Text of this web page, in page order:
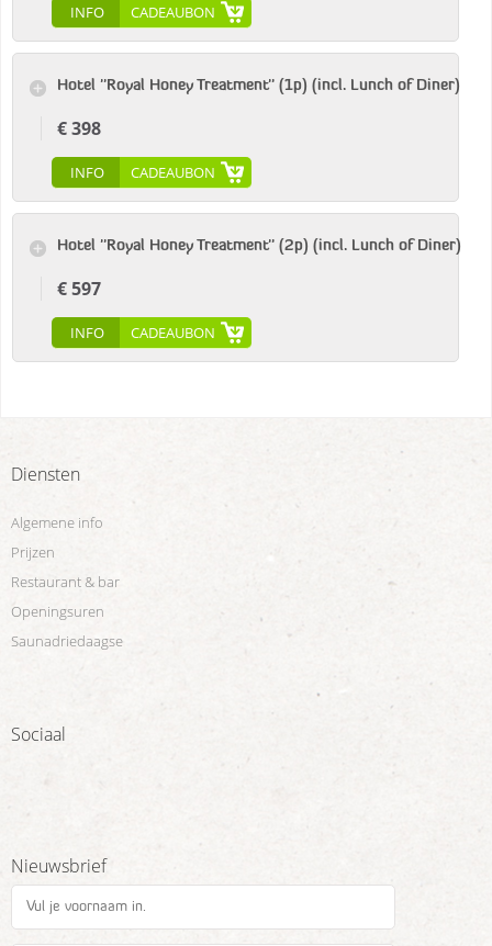
INFO CADEAUBON
Hotel ''Royal Honey Treatment'' (1p) (incl. Lunch of Diner)
€ 398
INFO CADEAUBON
Hotel ''Royal Honey Treatment'' (2p) (incl. Lunch of Diner)
€ 597
INFO CADEAUBON
Diensten
Algemene info
Prijzen
Restaurant & bar
Openingsuren
Saunadriedaagse
Sociaal
Nieuwsbrief